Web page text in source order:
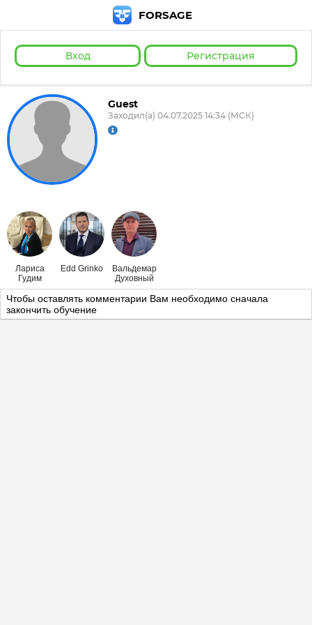
FORSAGE
Вход Регистрация
Guest
Заходил(а) 04.07.2025 14:34 (МСК)
Лариса
Гудим
Edd Grinko
Вальдемар
Духовный
Чтобы оставлять комментарии Вам необходимо сначала
закончить обучение